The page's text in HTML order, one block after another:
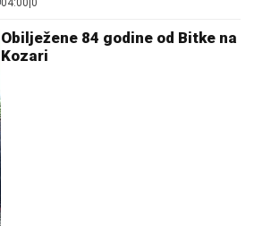
Obilježene 84 godine od Bitke na
Kozari